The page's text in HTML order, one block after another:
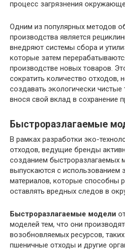
процесс загрязнения
Одним из популярных методов
производства является
внедряют системы сбора и
которые затем
производстве новых товаров.
сократить количество отходов,
создавать экологически
внося свой вклад в сохранение
Быстроразлагаемые
В рамках разработки эко-
отходов, ведущие бренды
созданием быстроразлагаемых
выпускаются с использованием
материалов, которые способны
оставлять вредных следов в
Быстроразлагаемые модели
моделей тем, что они
возобновляемых ресурсов,
пшеничные отходы и другие